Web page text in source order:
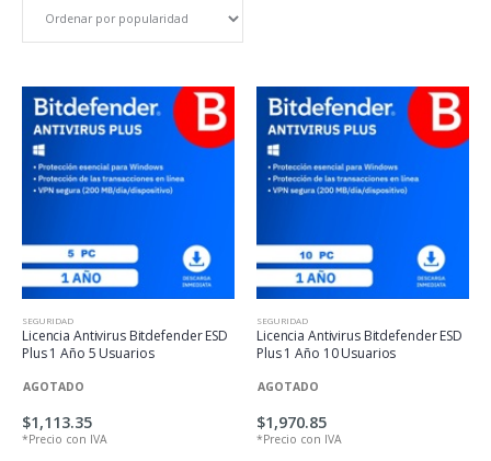
SEGURIDAD
Licencia Antivirus Bitdefender ESD
Plus 1 Año 5 Usuarios
AGOTADO
$1,113.35
*Precio con IVA
SEGURIDAD
Licencia Antivirus Bitdefender ESD
Plus 1 Año 10 Usuarios
AGOTADO
$1,970.85
*Precio con IVA